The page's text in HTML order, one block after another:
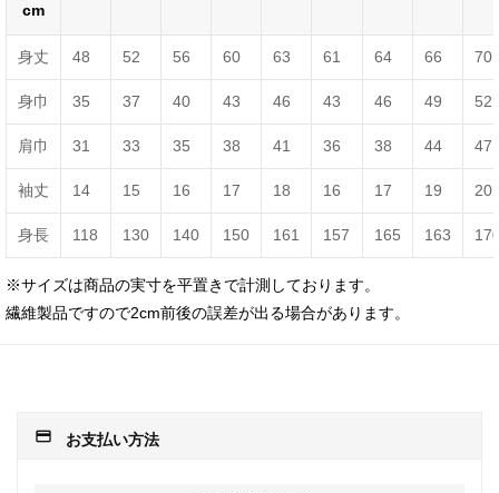
cm
身丈 48 52 56 60 63 61 64 66 70
身巾 35 37 40 43 46 43 46 49 52
肩巾 31 33 35 38 41 36 38 44 47
袖丈 14 15 16 17 18 16 17 19 20
身長 118 130 140 150 161 157 165 163
※サイズは商品の実寸を平置きで計測しております。
繊維製品ですので2cm前後の誤差が出る場合があります。
payment お支払い方法